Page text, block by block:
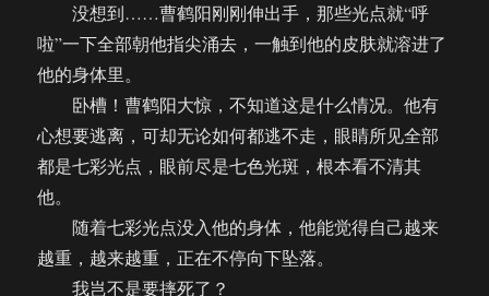
没想到……曹鹤阳刚刚伸出手，那些光点就“呼
啦”一下全部朝他指尖涌去，一触到他的皮肤就溶进了
他的身体里。
卧槽！曹鹤阳大惊，不知道这是什么情况。他有
心想要逃离，可却无论如何都逃不走，眼睛所见全部
都是七彩光点，眼前尽是七色光斑，根本看不清其
他。
随着七彩光点没入他的身体，他能觉得自己越来
越重，越来越重，正在不停向下坠落。
我岂不是要摔死了？